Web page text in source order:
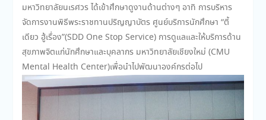
มหาวิทยาลัยนเรศวร ได้เข้าศึกษาดูงานด้านต่างๆ อาทิ การบริหาร
จัดการงานพิธีพระราชทานปริญญาบัตร ศูนย์บริการนักศึกษา “ตี้
เดียว ฮู้เรื่อง”(SDD One Stop Service) การดูแลและให้บริการด้าน
สุขภาพจิตแก่นักศึกษาและบุคลากร มหาวิทยาลัยเชียงใหม่ (CMU
Mental Health Center)เพื่อนำไปพัฒนาองค์กรต่อไป